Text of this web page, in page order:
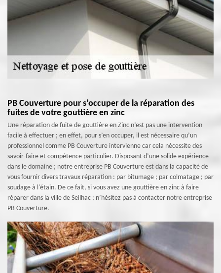
PB Couverture pour s’occuper de la réparation des
fuites de votre gouttière en zinc
Une réparation de fuite de gouttière en Zinc n’est pas une intervention
facile à effectuer ; en effet, pour s’en occuper, il est nécessaire qu’un
professionnel comme PB Couverture intervienne car cela nécessite des
savoir-faire et compétence particulier. Disposant d’une solide expérience
dans le domaine ; notre entreprise PB Couverture est dans la capacité de
vous fournir divers travaux réparation : par bitumage ; par colmatage ; par
soudage à l'étain. De ce fait, si vous avez une gouttière en zinc à faire
réparer dans la ville de Seilhac ; n’hésitez pas à contacter notre entreprise
PB Couverture.